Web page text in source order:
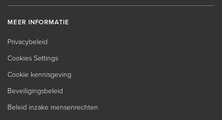
MEER INFORMATIE
Privacybeleid
Cookies Settings
Cookie kennisgeving
Beveiligingsbeleid
Beleid inzake mensenrechten